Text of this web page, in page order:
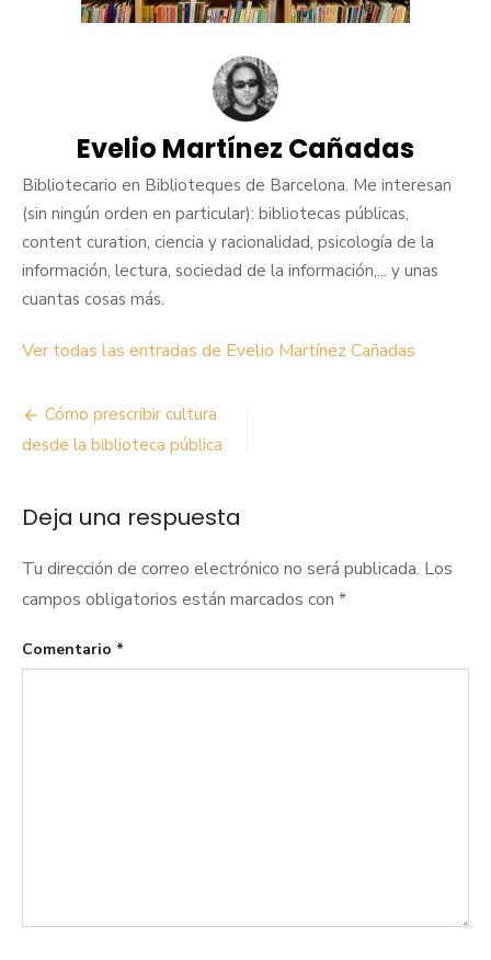
Evelio Martínez Cañadas
Bibliotecario en Biblioteques de Barcelona. Me interesan
(sin ningún orden en particular): bibliotecas públicas,
content curation, ciencia y racionalidad, psicología de la
información, lectura, sociedad de la información,... y unas
cuantas cosas más.
Ver todas las entradas de Evelio Martínez Cañadas
Navegación
de
Cómo prescribir cultura
desde la biblioteca pública
Deja una respuesta
Tu dirección de correo electrónico no será publicada. Los
campos obligatorios están marcados con *
Comentario *